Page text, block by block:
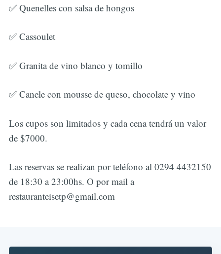
✅ Quenelles con salsa de hongos
✅ Cassoulet
✅ Granita de vino blanco y tomillo
✅ Canele con mousse de queso, chocolate y vino
Los cupos son limitados y cada cena tendrá un valor
de $7000.
Las reservas se realizan por teléfono al 0294 4432150
de 18:30 a 23:00hs. O por mail a
restauranteisetp@gmail.com